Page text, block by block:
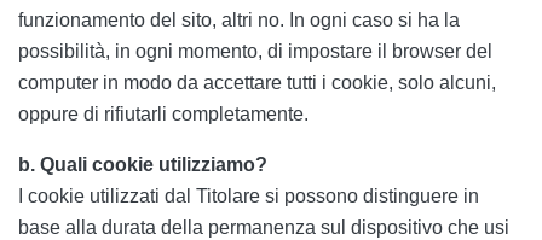
funzionamento del sito, altri no. In ogni caso si ha la
possibilità, in ogni momento, di impostare il browser del
computer in modo da accettare tutti i cookie, solo alcuni,
oppure di rifiutarli completamente.
b. Quali cookie utilizziamo?
I cookie utilizzati dal Titolare si possono distinguere in
base alla durata della permanenza sul dispositivo che usi